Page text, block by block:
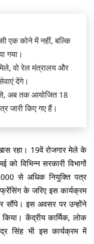
एक कोने में नहीं, बल्कि
गया।
वो रेल मंत्रालय और
देंगे।
अब तक आयोजित 18
जारी किए गए हैं।
रहा। 19वें रोजगार मेले के
विभिन्न सरकारी विभागों
से अधिक नियुक्ति पत्र
के जरिए इस कार्यक्रम
सौंपे। इस अवसर पर उन्होंने
केंद्रीय कार्मिक, लोक
सिंह भी इस कार्यक्रम में